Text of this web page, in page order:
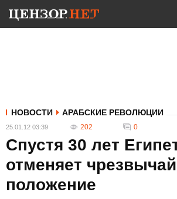
НОВОСТИ АРАБСКИЕ РЕВОЛЮЦИИ
25.01.12 03:39 202 0
Спустя 30 лет
отменяет
положение